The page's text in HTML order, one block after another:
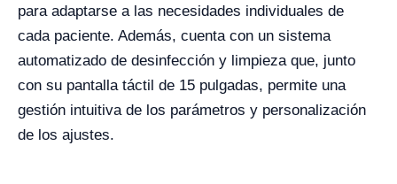
para adaptarse a las necesidades individuales de
cada paciente. Además, cuenta con un sistema
automatizado de desinfección y limpieza que, junto
con su pantalla táctil de 15 pulgadas, permite una
gestión intuitiva de los parámetros y personalización
de los ajustes.